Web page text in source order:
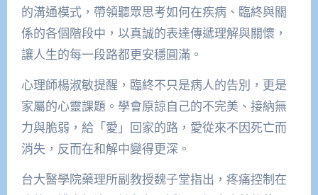
的溝通模式，帶領聽眾思考如何在疾病、臨終與關
係的各個階段中，以真誠的表達傳遞理解與關懷，
讓人生的每一段路都更安穩圓滿。
心理師楊淑敏提醒，臨終不只是病人的告別，更是
家屬的心靈課題。學會原諒自己的不完美、接納無
力與脆弱，給「愛」回家的路，愛從來不因死亡而
消失，反而在和解中變得更深。
台大醫學院藥理所副教授魏子堂指出，疼痛控制在